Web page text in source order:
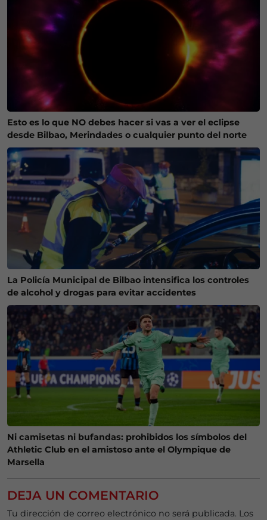
Esto es lo que NO debes hacer si vas a ver el eclipse
desde Bilbao, Merindades o cualquier punto del norte
La Policía Municipal de Bilbao intensifica los controles
de alcohol y drogas para evitar accidentes
Ni camisetas ni bufandas: prohibidos los símbolos del
Athletic Club en el amistoso ante el Olympique de
Marsella
DEJA UN COMENTARIO
Tu dirección de correo electrónico no será publicada. Los